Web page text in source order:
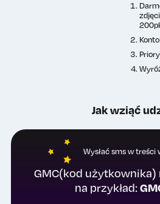
Jak wziąć
Wysłać sms w treści
GMC(kod użytkownika)
na przykład: